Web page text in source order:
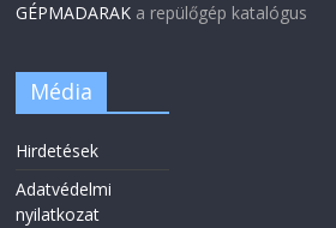
GÉPMADARAK a repülőgép katalógus
Média
Hirdetések
Adatvédelmi
nyilatkozat